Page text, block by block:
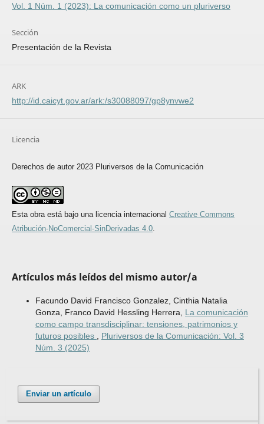
Vol. 1 Núm. 1 (2023): La comunicación como un pluriverso
Sección
Presentación de la Revista
ARK
http://id.caicyt.gov.ar/ark:/s30088097/gp8ynvwe2
Licencia
Derechos de autor 2023 Pluriversos de la Comunicación
Esta obra está bajo una licencia internacional Creative Commons
Atribución-NoComercial-SinDerivadas 4.0.
Artículos más leídos del mismo autor/a
Facundo David Francisco Gonzalez, Cinthia Natalia
Gonza, Franco David Hessling Herrera, La comunicación
como campo transdisciplinar: tensiones, patrimonios y
futuros posibles
Pluriversos de la Comunicación: Vol. 3
Núm. 3 (2025)
Enviar un artículo